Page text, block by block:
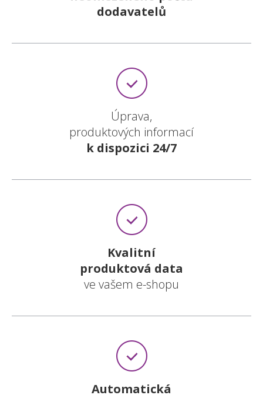
dodavatelů
Úprava,
produktových informací
k dispozici 24/7
Kvalitní
produktová data
ve vašem e-shopu
Automatická